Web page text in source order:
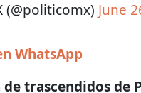
June
WhatsApp
trascendidos de